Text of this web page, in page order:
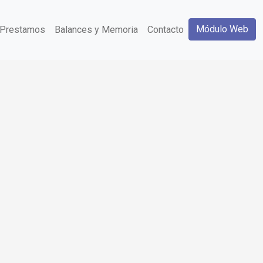
Prestamos Balances y Memoria Contacto Módulo Web